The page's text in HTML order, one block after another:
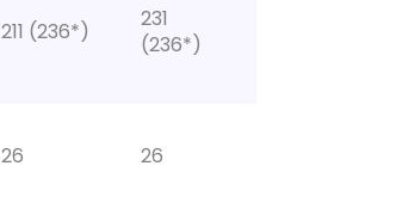
211 (236*)
231
(236*)
26 26